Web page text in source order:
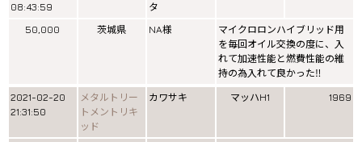
08:43:59
タ
50,000 茨城県 NA様
マイクロロンハイブリッド用
を毎回オイル交換の度に、入
れて加速性能と燃費性能の維
持の為入れて良かった‼️
2021-02-20
21:31:50
メタルトリー
トメントリキ
ッド
カワサキ マッハH1 1969